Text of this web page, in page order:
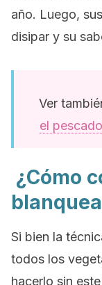
año. Luego,
disipar y su
Ver
el
¿Cómo
Si bien la
todos los
hacerlo sin